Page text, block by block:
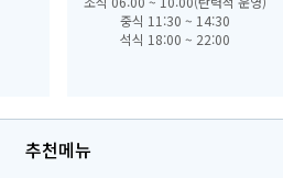
중식 11:30 ~ 14:30
석식 18:00 ~ 22:00
추천메뉴